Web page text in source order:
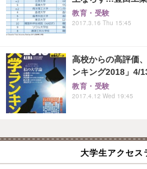
教育・受験
2017.3.16 Thu 15:45
高校からの高評価
ンキング2018」4/
教育・受験
2017.4.12 Wed 19:45
大学生アクセス